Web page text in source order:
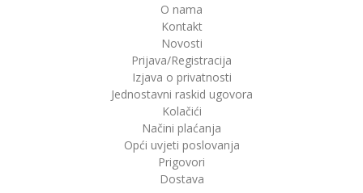
O nama
Kontakt
Novosti
Prijava/Registracija
Izjava o privatnosti
Jednostavni raskid ugovora
Kolačići
Načini plaćanja
Opći uvjeti poslovanja
Prigovori
Dostava